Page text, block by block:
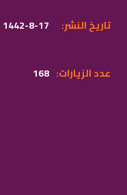
1442-8-17 :تاريخ النشر
168 :عدد الزيارات